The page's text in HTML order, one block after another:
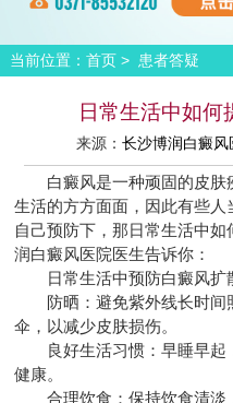
当前位置： 首页> 患者答疑
日常生活中如何
来源： 长沙博润白癜风
白癜风是一种顽固的皮肤
生活的方方面面，因此有些
自己预防下，那日常生活中
润白癜风医院 医生告诉你：
日常生活中预防白癜风扩
防晒：避免紫外线长时间
伞，以减少皮肤损伤。
良好生活习惯：早睡早起
健康。
合理饮食：保持饮食清淡